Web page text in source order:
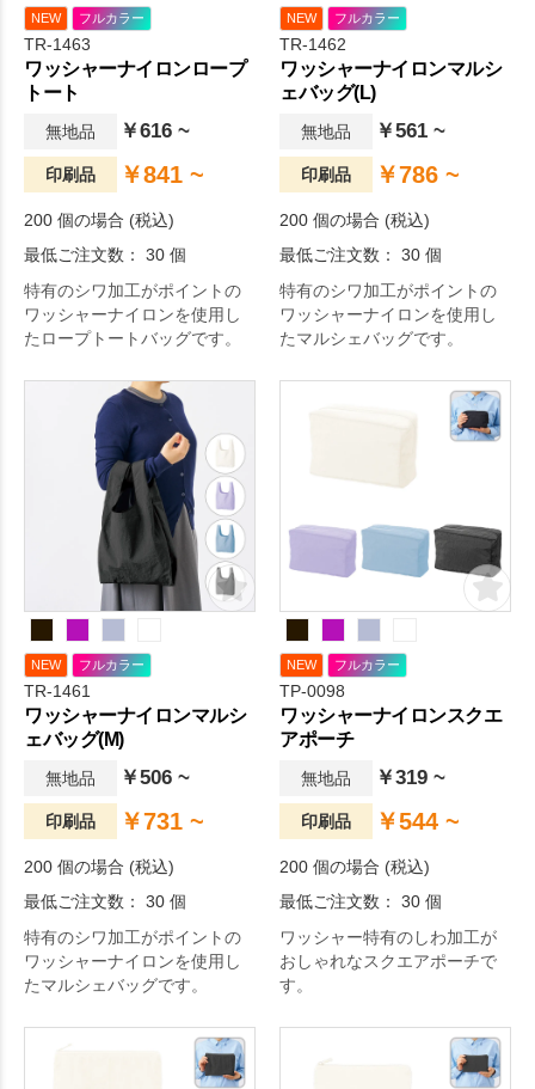
NEW フルカラー
TR-1463
ワッシャーナイロンロープ
トート
無地品 ￥616 ~
印刷品 ￥841 ~
200 個の場合 (税込)
最低ご注文数： 30 個
特有のシワ加工がポイントの
ワッシャーナイロンを使用し
たロープトートバッグです。
NEW フルカラー
TR-1462
ワッシャーナイロンマルシ
ェバッグ(L)
無地品 ￥561 ~
印刷品 ￥786 ~
200 個の場合 (税込)
最低ご注文数： 30 個
特有のシワ加工がポイントの
ワッシャーナイロンを使用し
たマルシェバッグです。
NEW フルカラー
TR-1461
ワッシャーナイロンマルシ
ェバッグ(M)
無地品 ￥506 ~
印刷品 ￥731 ~
200 個の場合 (税込)
最低ご注文数： 30 個
特有のシワ加工がポイントの
ワッシャーナイロンを使用し
たマルシェバッグです。
NEW フルカラー
TP-0098
ワッシャーナイロンスクエ
アポーチ
無地品 ￥319 ~
印刷品 ￥544 ~
200 個の場合 (税込)
最低ご注文数： 30 個
ワッシャー特有のしわ加工が
おしゃれなスクエアポーチで
す。